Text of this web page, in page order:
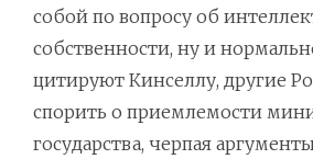
собой по вопросу об
собственности, ну и
цитируют Кинселлу, другие
спорить о приемлемости
государства, черпая